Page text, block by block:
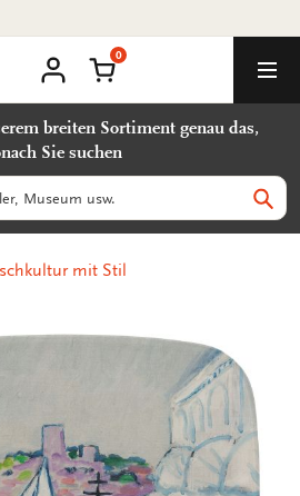
Warenkorb
0
breiten Sortiment genau das,
Sie suchen
mit Stil